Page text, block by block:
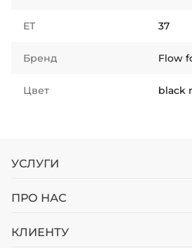
ET 37
Бренд Flow
Цвет black
УСЛУГИ
ПРО НАС
КЛИЕНТУ